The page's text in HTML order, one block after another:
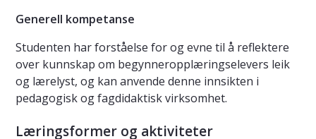
Generell kompetanse
Studenten har forståelse for og evne til å reflektere
over kunnskap om begynneropplæringselevers leik
og lærelyst, og kan anvende denne innsikten i
pedagogisk og fagdidaktisk virksomhet.
Læringsformer og aktiviteter